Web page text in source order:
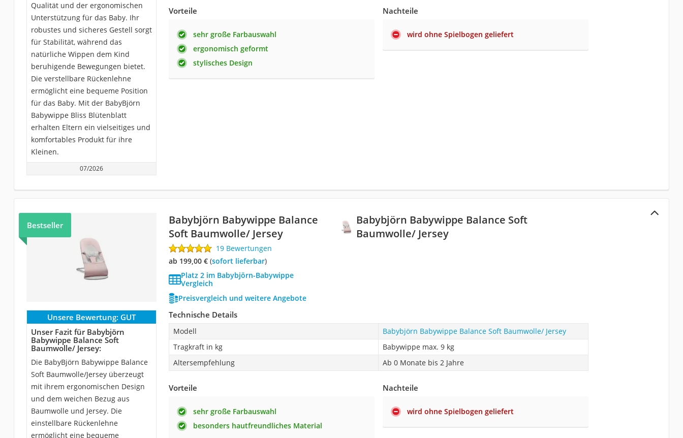
Qualität und der ergonomischen
Unterstützung für das Baby. Ihr
robustes und sicheres Gestell sorgt
für Stabilität, während das
natürliche Wippen dem Kind
beruhigende Bewegungen bietet.
Die verstellbare Rückenlehne
ermöglicht eine bequeme Position
für das Baby. Mit der BabyBjörn
Babywippe Bliss Blütenblatt
erhalten Eltern ein vielseitiges und
komfortables Produkt für ihre
Kleinen.
07/2026
Vorteile
sehr große Farbauswahl
ergonomisch geformt
stylisches Design
Nachteile
wird ohne Spielbogen geliefert
Babybjörn Babywippe Balance Soft
Baumwolle/ Jersey
Bestseller
Babybjörn Babywippe Balance
Soft Baumwolle/ Jersey
19 Bewertungen
ab 199,00 €( Sofort lieferbar)
Platz 2 im Babybjörn-Babywippe
Vergleich
Preisvergleich und weitere Angebote
Unsere Bewertung: GUT
Unser Fazit für Babybjörn
Babywippe Balance Soft
Baumwolle/ Jersey:
Die BabyBjörn Babywippe Balance
Soft Baumwolle/Jersey überzeugt
mit ihrem ergonomischen Design
und dem weichen Bezug aus
Baumwolle und Jersey. Die
einstellbare Rückenlehne
ermöglicht eine bequeme
Technische Details
Modell
Babybjörn Babywippe Balance Soft Baumwolle/ Jersey
Tragkraft in kg
Babywippe max. 9 kg
Altersempfehlung
Ab 0 Monate bis 2 Jahre
Vorteile
sehr große Farbauswahl
besonders hautfreundliches Material
Nachteile
wird ohne Spielbogen geliefert